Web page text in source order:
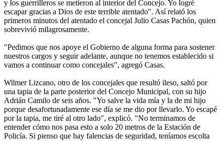
y los guerrilleros se metieron al interior del Concejo. Yo logré
escapar gracias a Dios de este terrible atentado". Así relató los
primeros minutos del atentado el concejal Julio Casas Pachón, quien
sobrevivió milagrosamente.
"Pedimos que nos apoye el Gobierno de alguna forma para sostener
nuestros cargos y seguir adelante, aunque no tenemos establecido si
vamos a continuar como concejales", agregó Casas.
Wilmer Lizcano, otro de los concejales que resultó ileso, saltó por
una tapia de la parte posterior del Concejo Municipal, con su hijo
Adrián Camilo de seis años. "Yo salve la vida mía y la de mi hijo
porque desafortunadamente ese día se me dio por llevarlo. Yo escapé
por la tapia, me tiré al otro lado", explicó. "No terminamos de
entender cómo nos pasa esto a solo 20 metros de la Estación de
Policía. Si pienso que hay falencias de seguridad, teníamos escolta